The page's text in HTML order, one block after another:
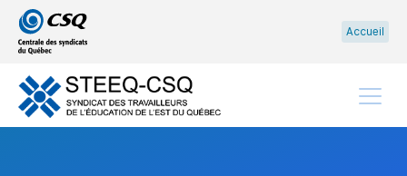
Passer
au
menu
principal
Passer
au
contenu
Accueil